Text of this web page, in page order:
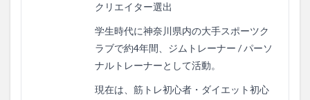
クリエイター選出
学生時代に神奈川県内の大手スポーツク
ラブで約4年間、ジムトレーナー / パーソ
ナルトレーナーとして活動。
現在は、筋トレ初心者・ダイエット初心